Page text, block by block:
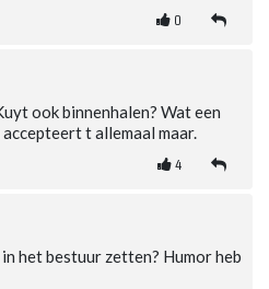
0
ook binnenhalen? Wat een
t allemaal maar.
4
het bestuur zetten? Humor heb